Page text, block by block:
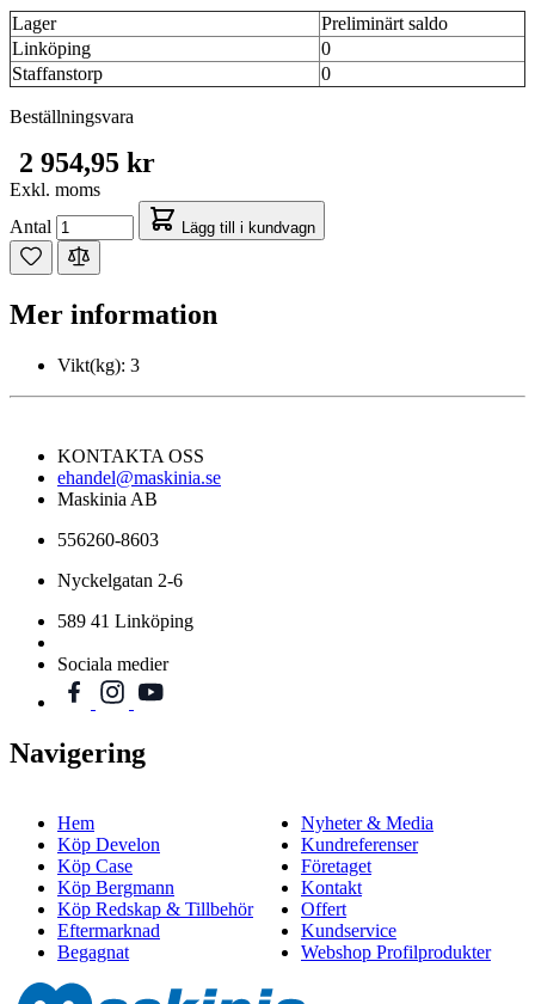
Lager
Preliminärt saldo
Linköping
0
Staffanstorp
0
Beställningsvara
2 954,95 kr
Exkl. moms
Antal
Lägg till i kundvagn
Mer information
Vikt(kg): 3
KONTAKTA OSS
ehandel@maskinia.se
Maskinia AB
556260-8603
Nyckelgatan 2-6
589 41 Linköping
Sociala medier
Navigering
Hem
Köp Develon
Köp Case
Köp Bergmann
Köp Redskap & Tillbehör
Eftermarknad
Begagnat
Nyheter & Media
Kundreferenser
Företaget
Kontakt
Offert
Kundservice
Webshop Profilprodukter